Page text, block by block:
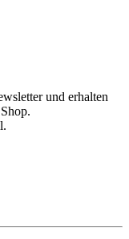
und erhalten